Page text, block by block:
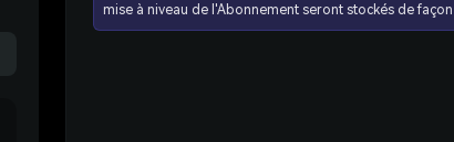
mise à niveau de l'Abonnement seront stockés de